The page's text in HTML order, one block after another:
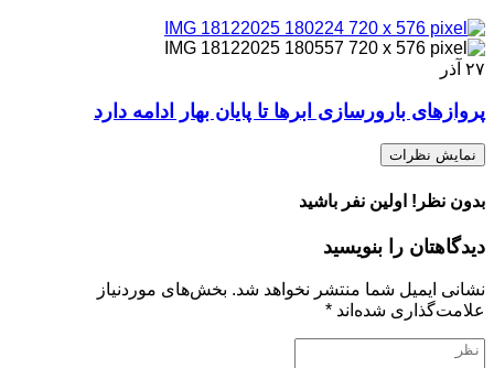
۲۷ آذر
پروازهای بارورسازی ابرها تا پایان بهار ادامه دارد
نمایش نظرات
بدون نظر! اولین نفر باشید
دیدگاهتان را بنویسید
نشانی ایمیل شما منتشر نخواهد شد. بخش‌های موردنیاز
علامت‌گذاری شده‌اند *